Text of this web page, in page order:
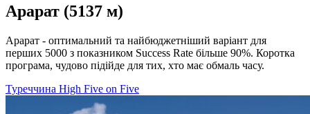
Арарат (5137 м)
Арарат - оптимальний та найбюджетніший варіант для
перших 5000 з показником Success Rate більше 90%. Коротка
програма, чудово підійде для тих, хто має обмаль часу.
Туреччина High Five on Five